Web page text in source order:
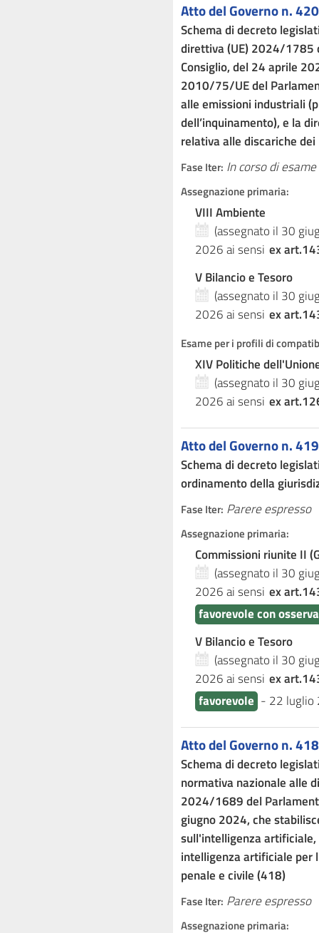
Atto del Governo n. 420
Schema di decreto
direttiva (UE) 2024/1785
Consiglio, del 24 aprile
2010/75/UE del
alle emissioni industriali
dell’inquinamento), e la
relativa alle discariche
Fase Iter: In corso di esame
Assegnazione primaria:
VIII Ambiente
(assegnato il 30
2026ai sensi ex
V Bilancio e Tesoro
(assegnato il 30
2026ai sensi ex
Esame per i profili di
XIV Politiche
(assegnato il 30
2026ai sensi ex
Atto del Governo n. 419
Schema di decreto
ordinamento della
Fase Iter: Parere espresso
Assegnazione primaria:
Commissioni riunite II
(assegnato il 30
2026ai sensi ex
favorevole con
V Bilancio e Tesoro
(assegnato il 30
2026ai sensi ex
favorevole - 22 luglio
Atto del Governo n. 418
Schema di decreto
normativa nazionale alle
2024/1689 del
giugno 2024, che
sull'intelligenza
intelligenza artificiale per
penale e civile (418)
Fase Iter: Parere espresso
Assegnazione primaria: